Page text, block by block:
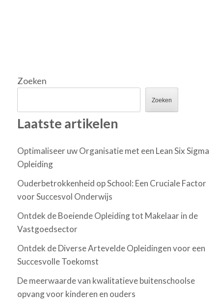
Zoeken
Zoeken
Laatste artikelen
Optimaliseer uw Organisatie met een Lean Six Sigma
Opleiding
Ouderbetrokkenheid op School: Een Cruciale Factor
voor Succesvol Onderwijs
Ontdek de Boeiende Opleiding tot Makelaar in de
Vastgoedsector
Ontdek de Diverse Artevelde Opleidingen voor een
Succesvolle Toekomst
De meerwaarde van kwalitatieve buitenschoolse
opvang voor kinderen en ouders